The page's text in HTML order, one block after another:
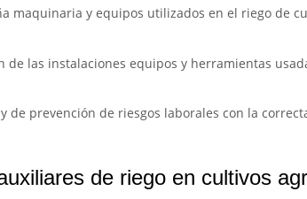
maquinaria y equipos utilizados en el riego de
de las instalaciones equipos y herramientas
de prevención de riesgos laborales con la
de riego en cultivos